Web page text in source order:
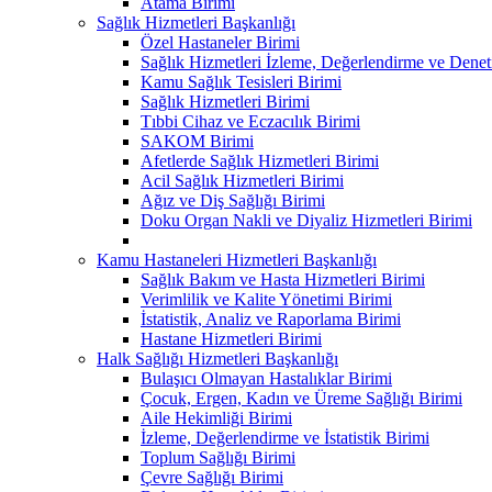
Sağlık Hizmetleri Başkanlığı
Özel Hastaneler Birimi
Sağlık Hizmetleri İzleme, Değerlendirme ve
Kamu Sağlık Tesisleri Birimi
Sağlık Hizmetleri Birimi
Tıbbi Cihaz ve Eczacılık Birimi
SAKOM Birimi
Afetlerde Sağlık Hizmetleri Birimi
Acil Sağlık Hizmetleri Birimi
Ağız ve Diş Sağlığı Birimi
Doku Organ Nakli ve Diyaliz Hizmetleri Birimi
Kamu Hastaneleri Hizmetleri Başkanlığı
Sağlık Bakım ve Hasta Hizmetleri Birimi
Verimlilik ve Kalite Yönetimi Birimi
İstatistik, Analiz ve Raporlama Birimi
Hastane Hizmetleri Birimi
Halk Sağlığı Hizmetleri Başkanlığı
Bulaşıcı Olmayan Hastalıklar Birimi
Çocuk, Ergen, Kadın ve Üreme Sağlığı Birimi
Aile Hekimliği Birimi
İzleme, Değerlendirme ve İstatistik Birimi
Toplum Sağlığı Birimi
Çevre Sağlığı Birimi